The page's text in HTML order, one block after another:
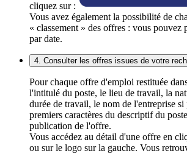
cliquez sur :
Vous avez également la possibilité de
« classement » des offres : vous pouvez
par date.
4. Consulter les offres issues de votre
Pour chaque offre d'emploi restituée
l'intitulé du poste, le lieu de travail, la
durée de travail, le nom de l'entreprise si
premiers caractères du descriptif du
publication de l'offre.
Vous accédez au détail d'une offre en
ou sur le logo sur la gauche. Vous